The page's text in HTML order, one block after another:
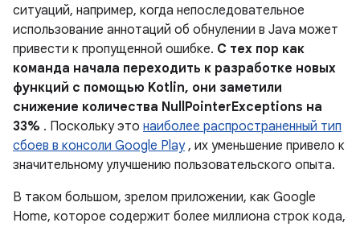
ситуаций, например, когда непоследовательное
использование аннотаций об обнулении в Java может
привести к пропущенной ошибке. С тех пор как
команда начала переходить к разработке новых
функций с помощью Kotlin, они заметили
снижение количества NullPointerExceptions на
33% . Поскольку это наиболее распространенный тип
сбоев в консоли Google Play, их уменьшение привело к
значительному улучшению пользовательского опыта.
В таком большом, зрелом приложении, как Google
Home, которое содержит более миллиона строк кода,